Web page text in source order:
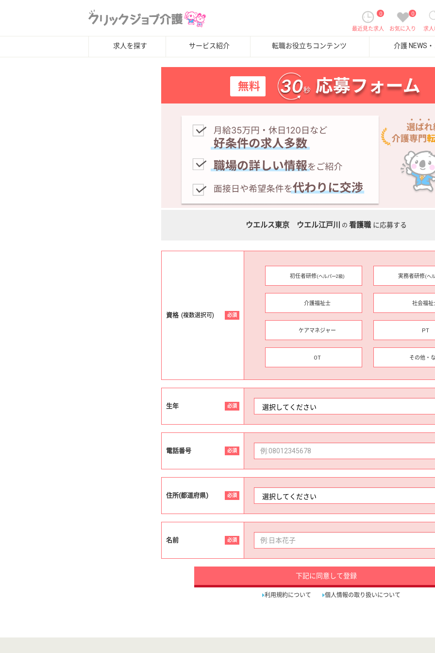
求
0
お気に入り
0
最近見た求人
求人を探す サービス紹介 転職お役立ちコンテンツ 介護 NEWS
ウエルス東京 ウエル江戸川 の 看護職 に応募する
資格 (複数選択可) 必須
初任者研修(ヘルパー2級) 実務者研修(ヘ
介護福祉士 社会福祉
ケアマネジャー PT
OT その他・
生年 必須
電話番号 必須
住所(都道府県) 必須
名前 必須
下記に同意して登録
利用規約について 個人情報の取り扱いについて